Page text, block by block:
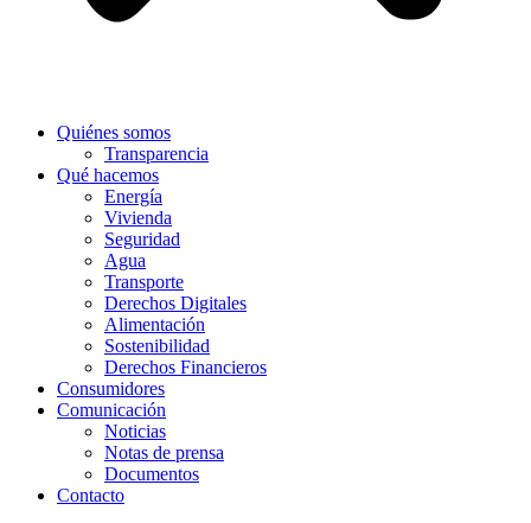
Quiénes somos
Transparencia
Qué hacemos
Energía
Vivienda
Seguridad
Agua
Transporte
Derechos Digitales
Alimentación
Sostenibilidad
Derechos Financieros
Consumidores
Comunicación
Noticias
Notas de prensa
Documentos
Contacto